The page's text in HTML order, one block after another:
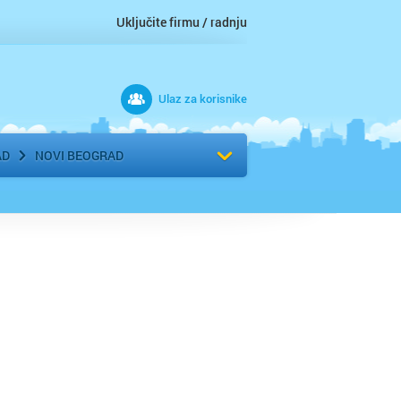
Uključite firmu / radnju
Ulaz za korisnike
NOVI BEOGRADIzaberite komšiluk